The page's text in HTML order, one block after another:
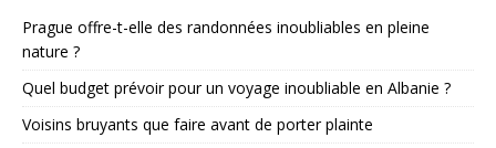
Prague offre-t-elle des randonnées inoubliables en pleine
nature ?
Quel budget prévoir pour un voyage inoubliable en Albanie ?
Voisins bruyants que faire avant de porter plainte